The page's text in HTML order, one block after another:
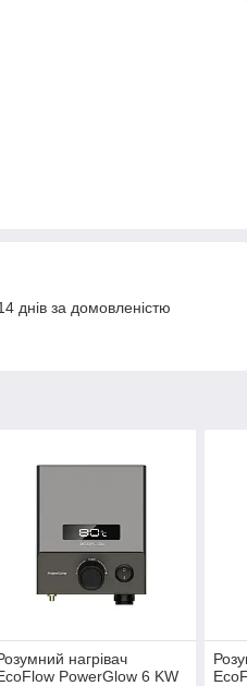
днів за домовленістю
нагрівач
PowerGlow 6 KW